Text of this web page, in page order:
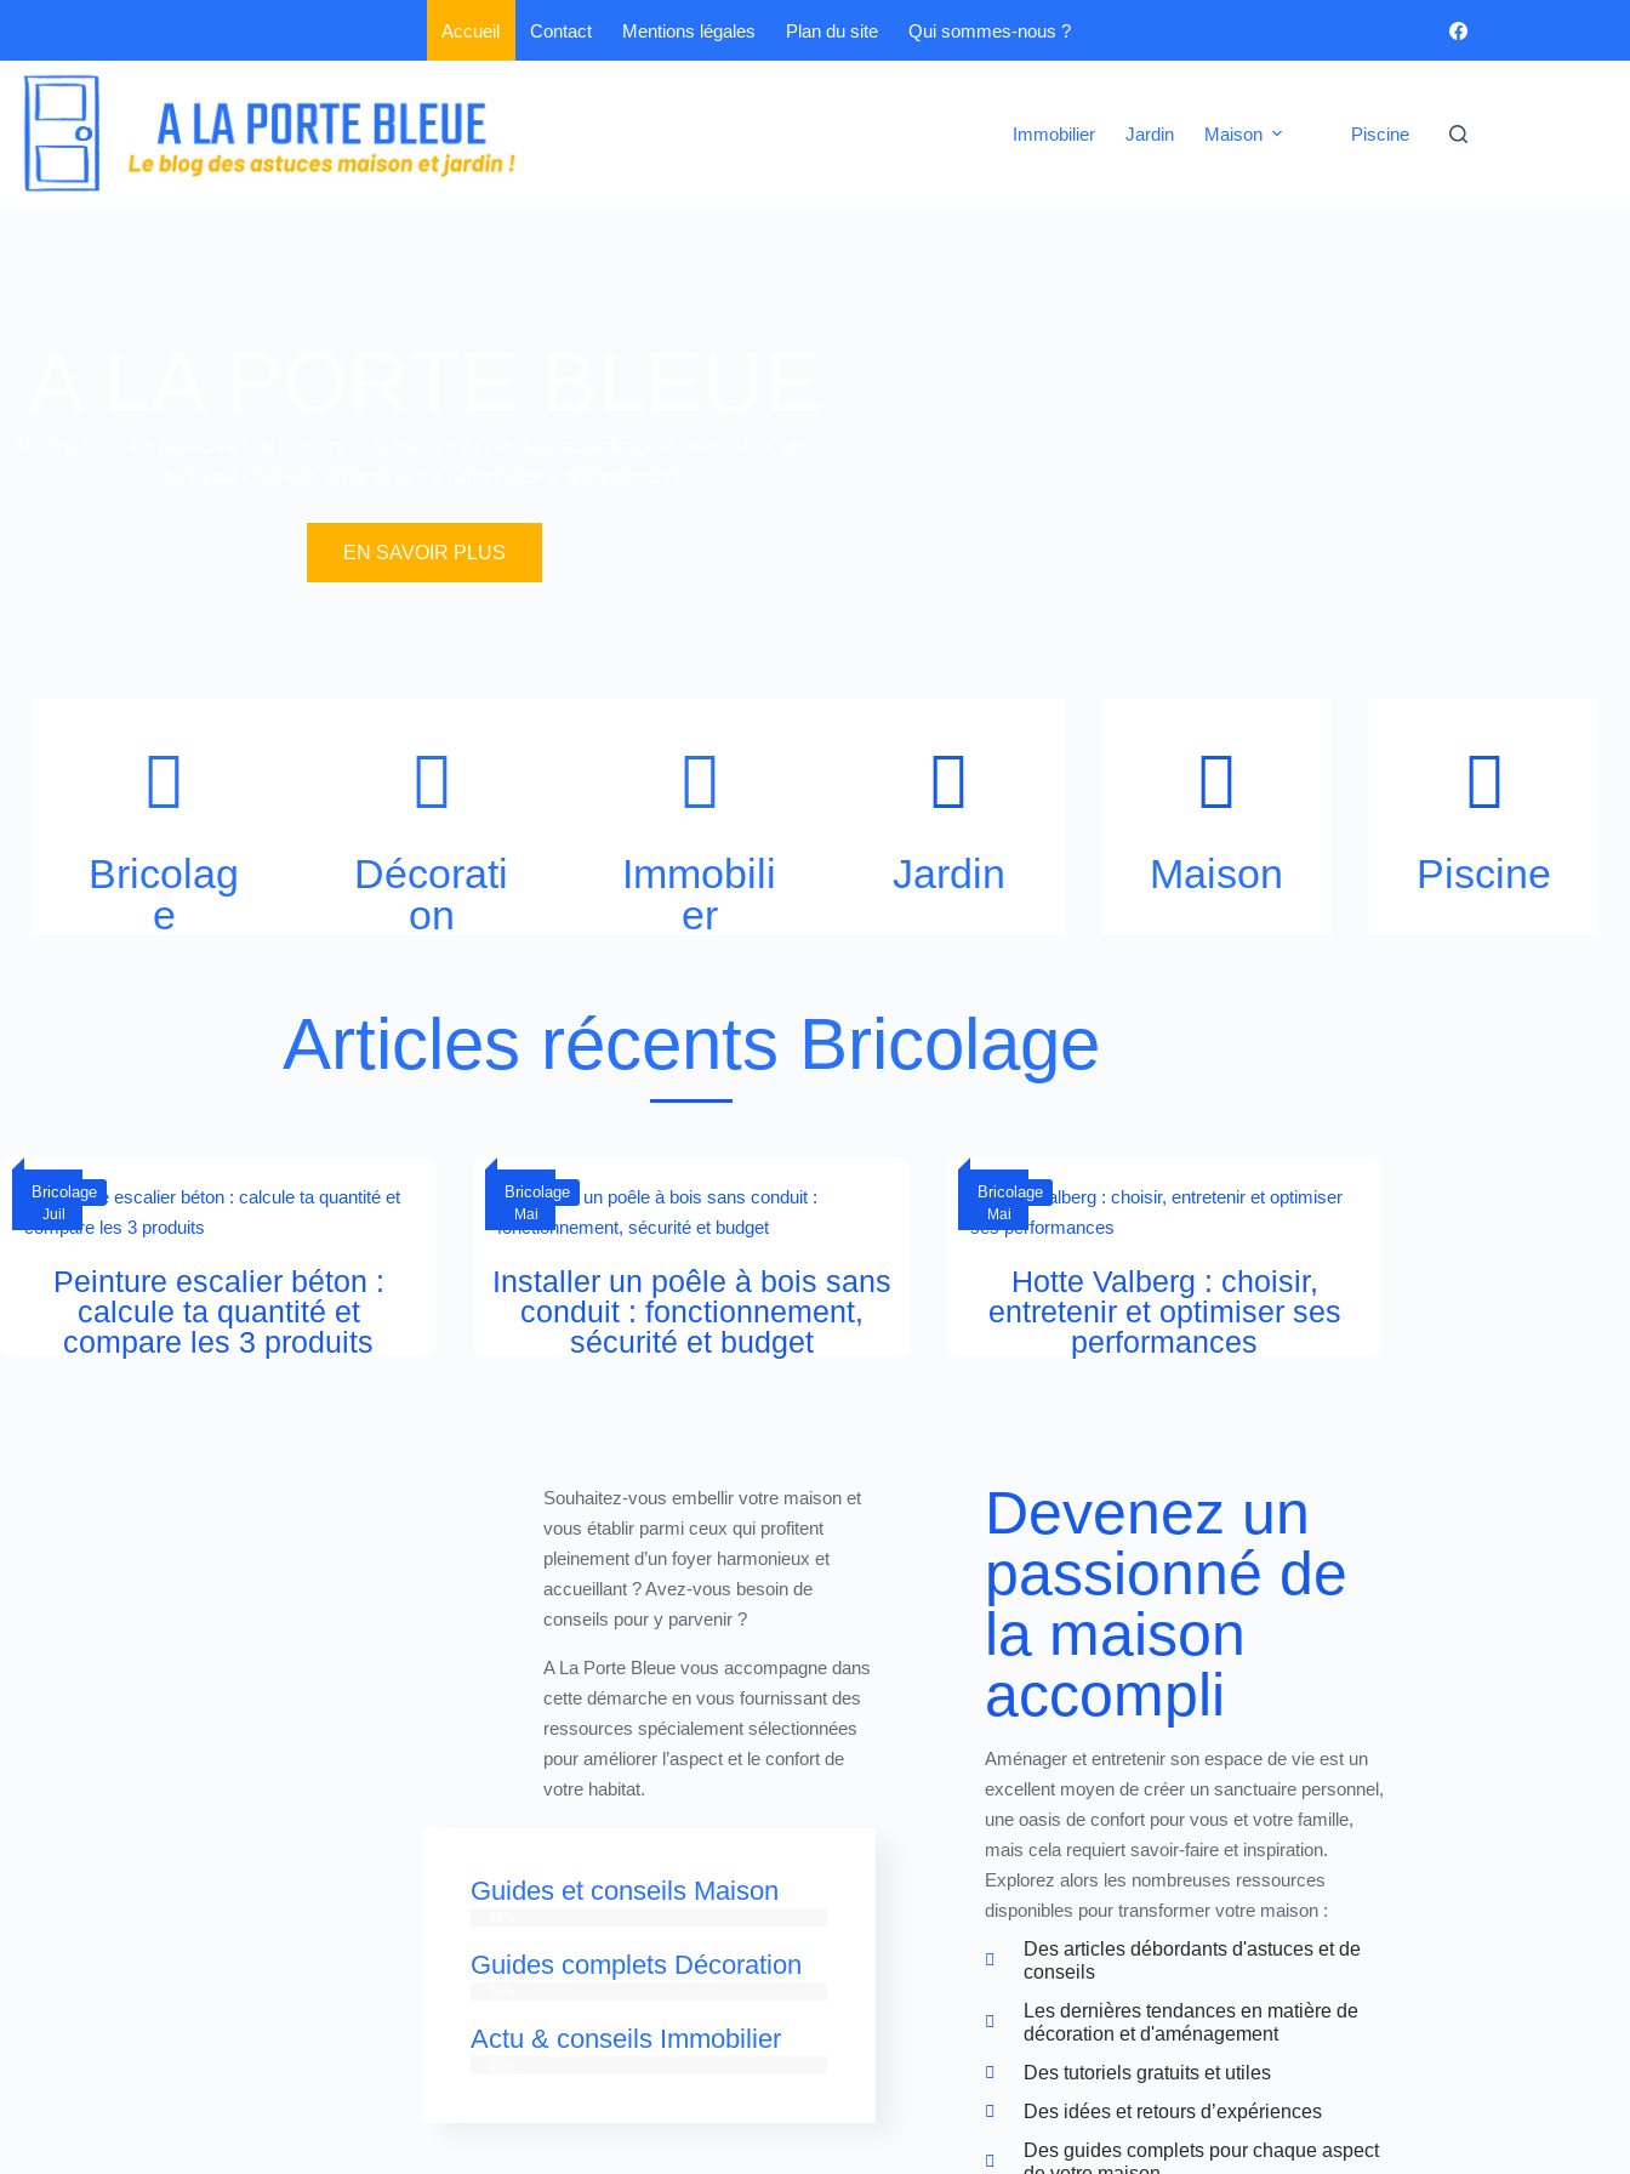
Accueil Contact Mentions légales Plan du site Qui sommes-nous ?
Immobilier Jardin Maison Piscine
EN SAVOIR PLUS
Bricolag
e
Décorati
on
Immobili
er
Jardin Maison Piscine
Articles récents Bricolage
27
Juil
Bricolage
Peinture escalier béton :
calcule ta quantité et
compare les 3 produits
06
Mai
Bricolage
Installer un poêle à bois sans
conduit : fonctionnement,
sécurité et budget
06
Mai
Bricolage
Hotte Valberg : choisir,
entretenir et optimiser ses
performances
Souhaitez-vousembellir votre maison et
vous établir parmi ceux qui profitent
pleinement d’un foyer harmonieux et
accueillant ? Avez-vous besoin de
conseils pour y parvenir ?
A La Porte Bleue vous accompagne dans
cette démarche en vous fournissant des
ressources spécialement sélectionnées
pour améliorer l’aspect et le confort de
votre habitat.
Guides et conseils Maison
Guides complets Décoration
Actu & conseils Immobilier
Devenez un
passionné de
la maison
accompli
Aménager et entretenir son espace de vieest un
excellent moyen de créer un sanctuaire personnel,
une oasis de confort pour vous et votre famille,
mais cela requiert savoir-faire et inspiration.
Explorez alors les nombreuses ressources
disponibles pour transformer votre maison :
Des articles débordants d'astuces et de
conseils
Les dernières tendances en matière de
décoration et d'aménagement
Des tutoriels gratuits et utiles
Des idées et retours d’expériences
Des guides complets pour chaque aspect